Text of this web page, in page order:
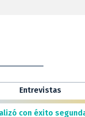
Entrevistas
con éxito